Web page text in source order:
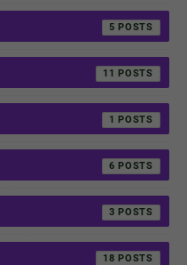
5
11
1
6
3
18